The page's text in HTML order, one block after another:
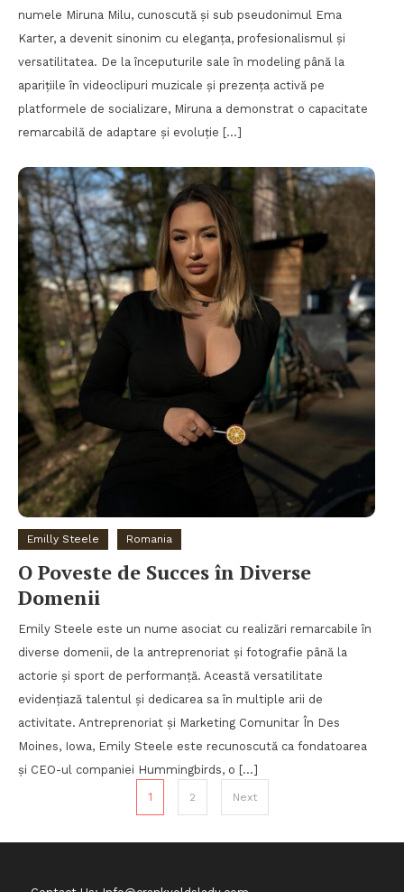
numele Miruna Milu, cunoscută și sub pseudonimul Ema
Karter, a devenit sinonim cu eleganța, profesionalismul și
versatilitatea. De la începuturile sale în modeling până la
aparițiile în videoclipuri muzicale și prezența activă pe
platformele de socializare, Miruna a demonstrat o capacitate
remarcabilă de adaptare și evoluție […]
Emilly Steele Romania
O Poveste de Succes în Diverse
Domenii
Emily Steele este un nume asociat cu realizări remarcabile în
diverse domenii, de la antreprenoriat și fotografie până la
actorie și sport de performanță. Această versatilitate
evidențiază talentul și dedicarea sa în multiple arii de
activitate. Antreprenoriat și Marketing Comunitar În Des
Moines, Iowa, Emily Steele este recunoscută ca fondatoarea
și CEO-ul companiei Hummingbirds, o […]
Posts pagination
1 2 Next